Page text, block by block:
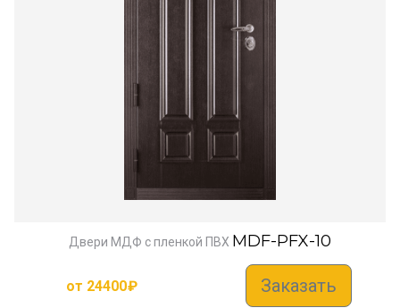
Двери МДФ с пленкой ПВХ MDF-PFX-10
от 24400₽ Заказать